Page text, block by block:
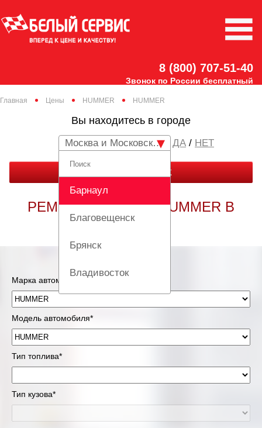
8 (800) 707-51-40
Звонок по России бесплатный
Главная Цены HUMMER HUMMER
Вы находитесь в городе
Москва и Московская область
Барнаул
Благовещенск
Брянск
Владивосток
Екатеринбург
Киров
/ НЕТ
ЗАКАЗАТЬ ЗВОНОК
РЕМОНТ HUMMER HUMMER В
МОСКВЕ
Марка автомобиля*
Модель автомобиля*
Тип топлива*
Тип кузова*